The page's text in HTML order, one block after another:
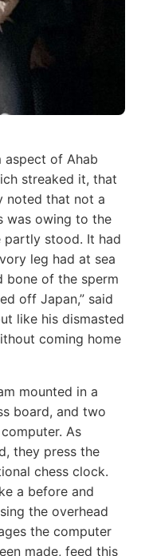
of Ahab
streaked it, that
noted that not a
was owing to the
partly stood. It had
leg had at sea
bone of the sperm
off Japan,” said
like his dismasted
coming home
mounted in a
board, and two
As
they press the
chess clock.
a before and
the overhead
the computer
made, feed this